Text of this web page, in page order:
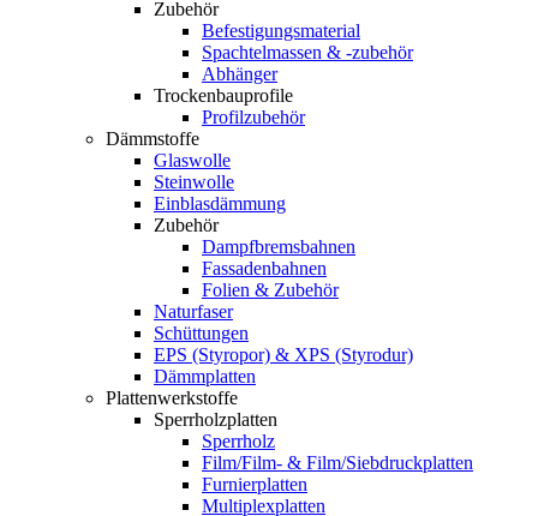
Zubehör
Befestigungsmaterial
Spachtelmassen & -zubehör
Abhänger
Trockenbauprofile
Profilzubehör
Dämmstoffe
Glaswolle
Steinwolle
Einblasdämmung
Zubehör
Dampfbremsbahnen
Fassadenbahnen
Folien & Zubehör
Naturfaser
Schüttungen
EPS (Styropor) & XPS (Styrodur)
Dämmplatten
Plattenwerkstoffe
Sperrholzplatten
Sperrholz
Film/Film- & Film/Siebdruckplatten
Furnierplatten
Multiplexplatten